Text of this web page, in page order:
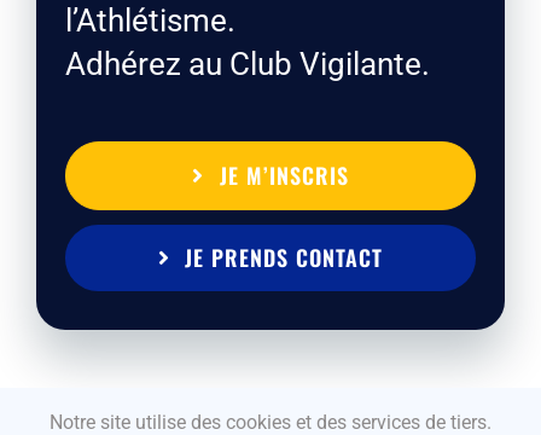
l’Athlétisme.
Adhérez au Club Vigilante.
JE M’INSCRIS
JE PRENDS CONTACT
Notre site utilise des cookies et des services de tiers.